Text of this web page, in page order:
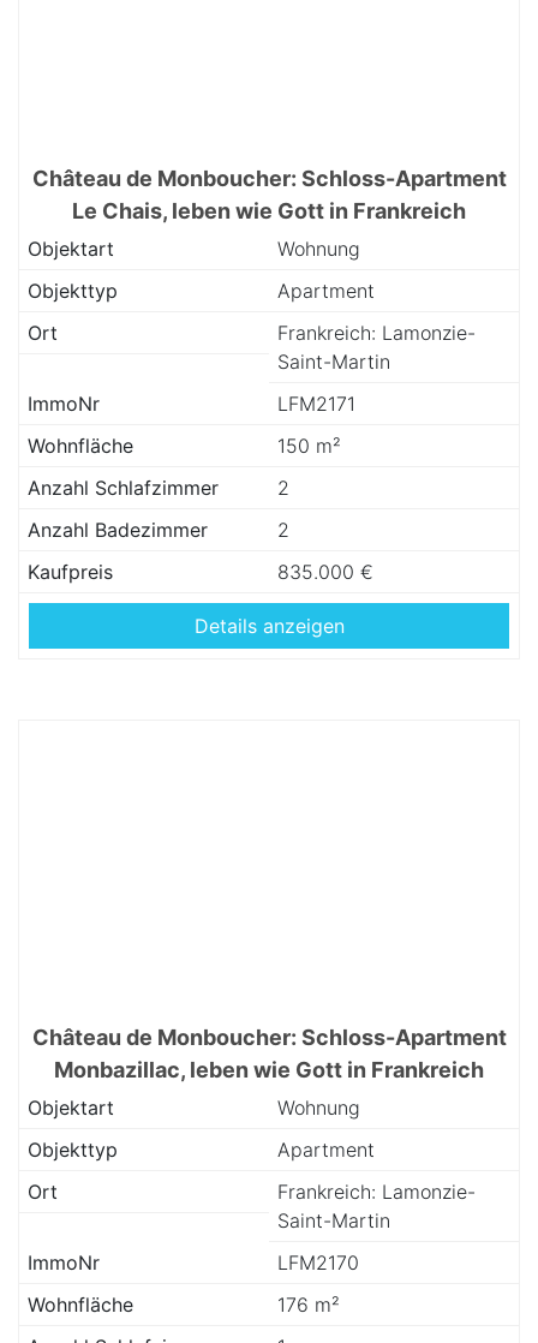
Château de Monboucher: Schloss-Apartment
Le Chais, leben wie Gott in Frankreich
Objektart
Wohnung
Objekttyp
Apartment
Ort
Frankreich: Lamonzie-
Saint-Martin
ImmoNr
LFM2171
Wohnfläche
150 m²
Anzahl Schlafzimmer
2
Anzahl Badezimmer
2
Kaufpreis
835.000 €
Details anzeigen
Château de Monboucher: Schloss-Apartment
Monbazillac, leben wie Gott in Frankreich
Objektart
Wohnung
Objekttyp
Apartment
Ort
Frankreich: Lamonzie-
Saint-Martin
ImmoNr
LFM2170
Wohnfläche
176 m²